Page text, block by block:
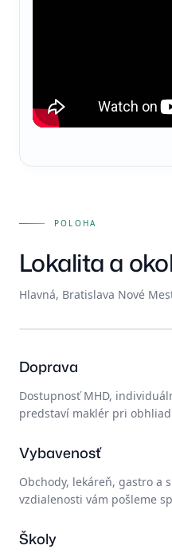
POLOHA
Lokalita a
Hlavná, Bratislava Nové
Doprava
Dostupnosť MHD,
predstaví maklér pri
Vybavenosť
Obchody, lekáreň, gastro a
vzdialenosti vám pošleme
Školy